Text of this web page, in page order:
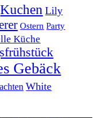
Kuchen Lily
Ostern Party
Küche
Gebäck
White